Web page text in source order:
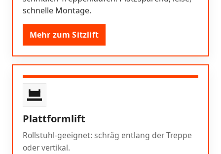
schnelle Montage.
Mehr zum Sitzlift
Plattformlift
Rollstuhl-geeignet: schräg entlang der Treppe
oder vertikal.